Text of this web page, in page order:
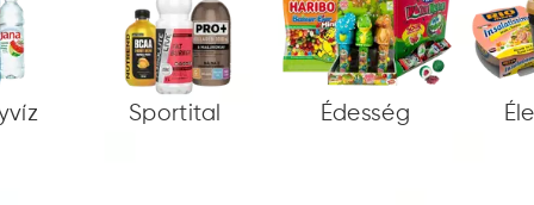
Sportital Édesség